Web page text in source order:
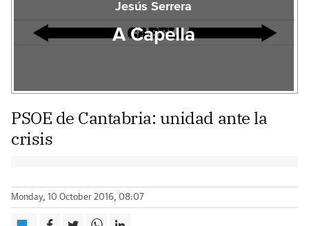
Jesús Serrera
A Capella
PSOE de Cantabria: unidad ante la
crisis
Monday, 10 October 2016, 08:07